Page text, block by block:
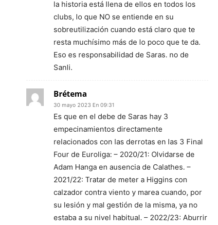
la historia está llena de ellos en todos los
clubs, lo que NO se entiende en su
sobreutilización cuando está claro que te
resta muchísimo más de lo poco que te da.
Eso es responsabilidad de Saras. no de
Sanli.
Brétema
30 mayo 2023 En 09:31
Es que en el debe de Saras hay 3
empecinamientos directamente
relacionados con las derrotas en las 3 Final
Four de Euroliga: – 2020/21: Olvidarse de
Adam Hanga en ausencia de Calathes. –
2021/22: Tratar de meter a Higgins con
calzador contra viento y marea cuando, por
su lesión y mal gestión de la misma, ya no
estaba a su nivel habitual. – 2022/23: Aburrir